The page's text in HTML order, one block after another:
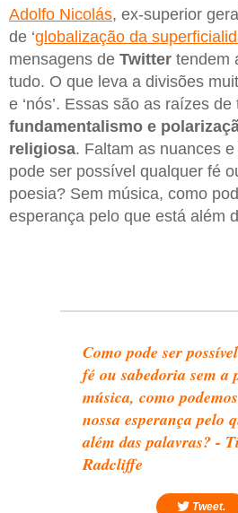
Adolfo Nicolás, ex-superior
de ‘globalização da
mensagens de Twitter tendem
tudo. O que leva a divisões
e ‘nós’. Essas são as raízes de
fundamentalismo e
religiosa. Faltam as nuances
pode ser possível qualquer fé
poesia? Sem música, como
esperança pelo que está além
Como pode ser
fé ou sabedoria sem a
música, como
nossa esperança pelo
além das palavras? -
Radcliffe
Tweet.